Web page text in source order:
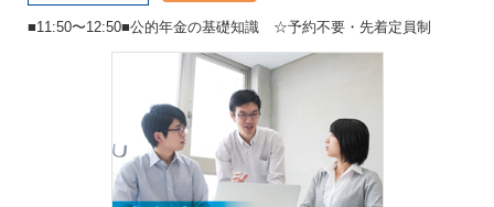
■11:50〜12:50■公的年金の基礎知識 ☆予約不要・先着定員制